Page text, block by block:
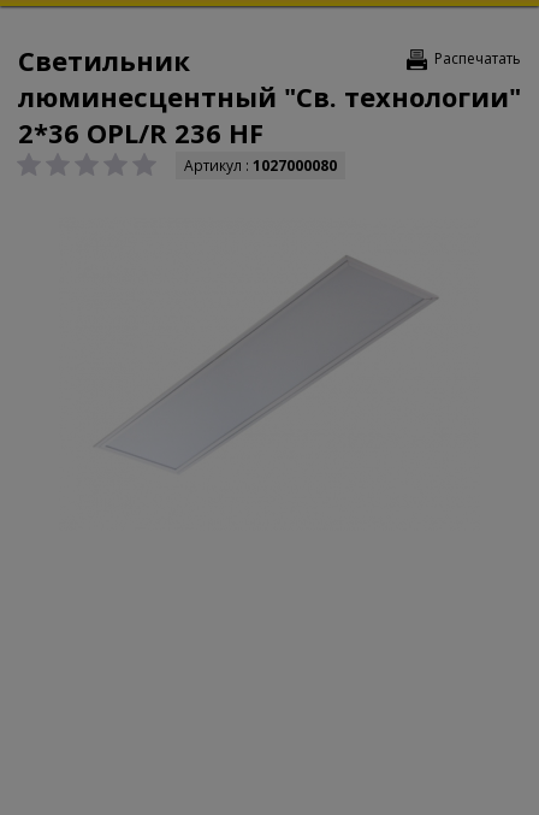
Распечатать
Светильник
люминесцентный "Св. технологии"
2*36 OPL/R 236 HF
Артикул : 1027000080